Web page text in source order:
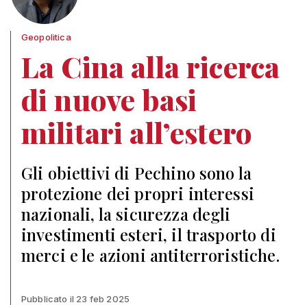
Geopolitica
La Cina alla ricerca
di nuove basi
militari all’estero
Gli obiettivi di Pechino sono la
protezione dei propri interessi
nazionali, la sicurezza degli
investimenti esteri, il trasporto di
merci e le azioni antiterroristiche.
Pubblicato il 23 feb 2025